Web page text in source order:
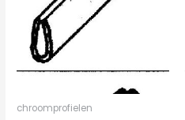
chroomprofielen